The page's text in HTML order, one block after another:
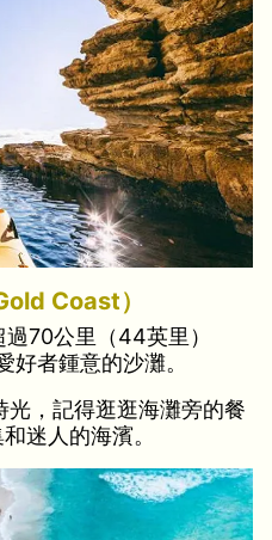
Coast）
70公里（44英里）
好者鍾意的沙灘。
光，記得逛逛海灘旁的餐
迷人的海濱。